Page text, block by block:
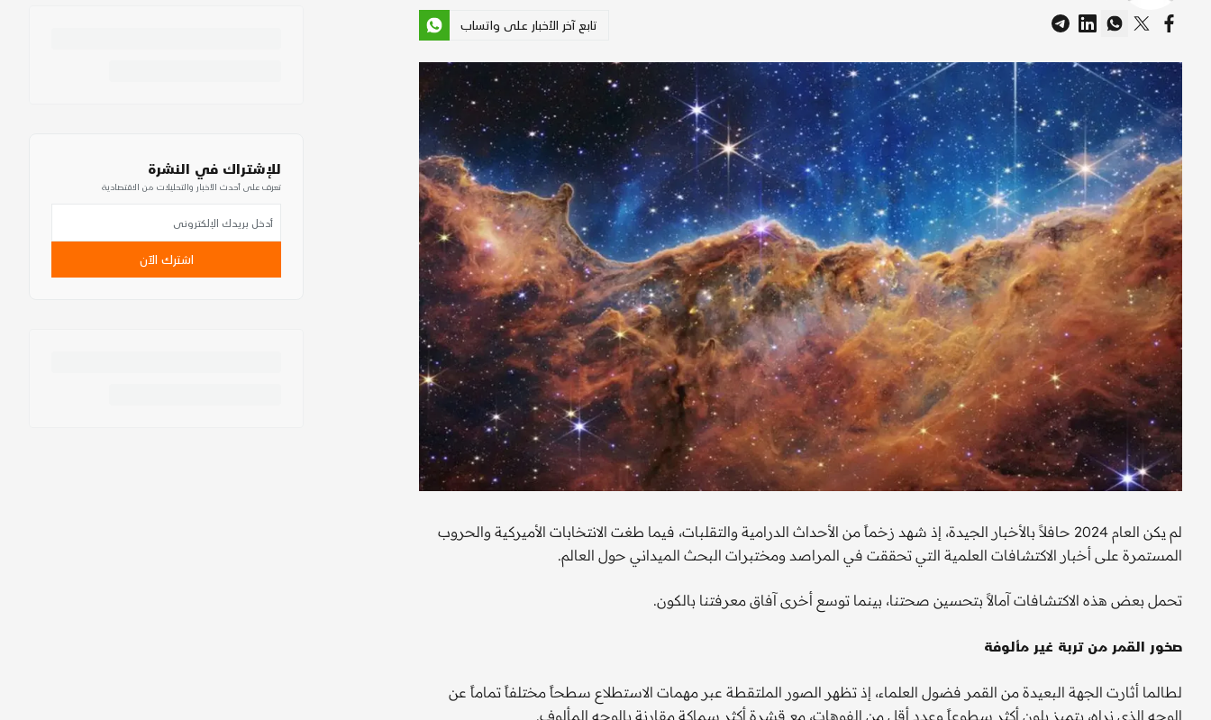
تابع آخر الأخبار على واتساب
لم يكن العام 2024 حافلاً بالأخبار الجيدة، إذ شهد زخماً من الأحداث الدرامية والتقلبات، فيما طغت الانتخابات الأميركية والحروب
المستمرة على أخبار الاكتشافات العلمية التي تحققت في المراصد ومختبرات البحث الميداني حول العالم.
تحمل بعض هذه الاكتشافات آمالاً بتحسين صحتنا، بينما توسع أخرى آفاق معرفتنا بالكون.
صخور القمر من تربة غير مألوفة
لطالما أثارت الجهة البعيدة من القمر فضول العلماء، إذ تظهر الصور الملتقطة عبر مهمات الاستطلاع سطحاً مختلفاً تماماً عن
الوجه الذي نراه، يتميز بلون أكثر سطوعاً وعدد أقل من الفوهات، مع قشرة أكثر سماكة مقارنة بالوجه المألوف.
للإشتراك في النشرة
تعرف على أحدث الأخبار والتحليلات من الاقتصادية
اشترك الآن